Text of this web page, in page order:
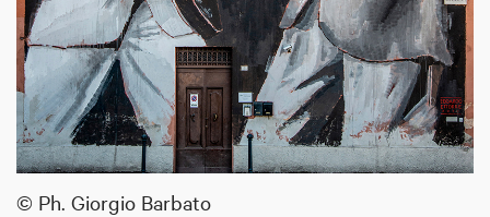
© Ph. Giorgio Barbato